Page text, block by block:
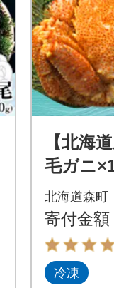
【北海
毛ガニ
北海道森町
寄付金額
冷凍